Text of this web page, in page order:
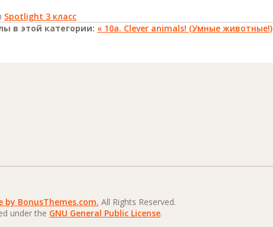
Spotlight 3 класс
в этой категории: « 10а. Clever animals! (Умные животные!)
by BonusThemes.com. All Rights Reserved.
under the GNU General Public License.